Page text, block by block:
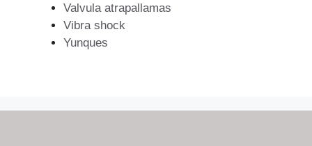
Valvula atrapallamas
Vibra shock
Yunques